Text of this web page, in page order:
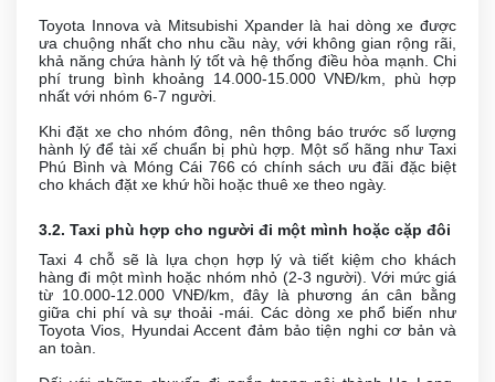
Toyota Innova và Mitsubishi Xpander là hai dòng xe được
ưa chuộng nhất cho nhu cầu này, với không gian rộng rãi,
khả năng chứa hành lý tốt và hệ thống điều hòa mạnh. Chi
phí trung bình khoảng 14.000-15.000 VNĐ/km, phù hợp
nhất với nhóm 6-7 người.
Khi đặt xe cho nhóm đông, nên thông báo trước số lượng
hành lý để tài xế chuẩn bị phù hợp. Một số hãng như Taxi
Phú Bình và Móng Cái 766 có chính sách ưu đãi đặc biệt
cho khách đặt xe khứ hồi hoặc thuê xe theo ngày.
3.2. Taxi phù hợp cho người đi một mình hoặc cặp đôi
Taxi 4 chỗ sẽ là lựa chọn hợp lý và tiết kiệm cho khách
hàng đi một mình hoặc nhóm nhỏ (2-3 người). Với mức giá
từ 10.000-12.000 VNĐ/km, đây là phương án cân bằng
giữa chi phí và sự thoải -mái. Các dòng xe phổ biến như
Toyota Vios, Hyundai Accent đảm bảo tiện nghi cơ bản và
an toàn.